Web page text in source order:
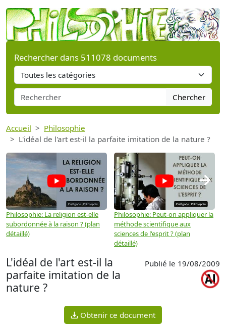
Rechercher dans 511078 documents
Chercher
Accueil
Philosophie
L'idéal de l'art est-il la parfaite imitation de la nature ?
Philosophie: La religion est-elle
subordonnée à la raison ? (plan
détaillé)
Philosophie: Peut-on appliquer la
méthode scientifique aux
sciences de l'esprit ? (plan
détaillé)
→
L'idéal de l'art est-il la
parfaite imitation de la
nature ?
Publié le 19/08/2009
Obtenir ce document